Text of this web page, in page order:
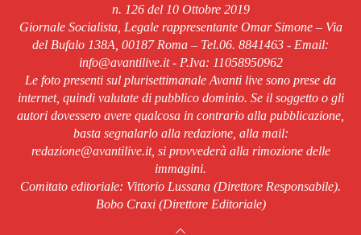
n. 126 del 10 Ottobre 2019
Giornale Socialista, Legale rappresentante Omar Simone – Via
del Bufalo 138A, 00187 Roma – Tel.06. 8841463 - Email:
info@avantilive.it - P.Iva: 11058950962
Le foto presenti sul plurisettimanale Avanti live sono prese da
internet, quindi valutate di pubblico dominio. Se il soggetto o gli
autori dovessero avere qualcosa in contrario alla pubblicazione,
basta segnalarlo alla redazione, alla mail:
redazione@avantilive.it, si provvederà alla rimozione delle
immagini.
Comitato editoriale: Vittorio Lussana (Direttore Responsabile).
Bobo Craxi (Direttore Editoriale)